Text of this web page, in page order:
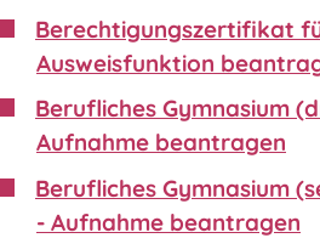
Berechtigungszertifikat
Ausweisfunktion
Berufliches Gymnasium
Aufnahme beantragen
Berufliches Gymnasium
- Aufnahme beantragen